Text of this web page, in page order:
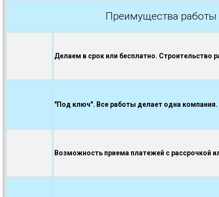
Преимущества
Делаем в срок или бесплатно. Строительство
"Под ключ". Все работы делает одна компания.
Возможность приема платежей с рассрочкой